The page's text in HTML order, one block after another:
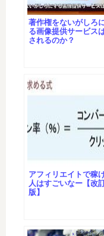
著作権をないがしろ
る画像提供サービス
されるのか？
アフィリエイトで稼
人はすごいなー【改
版】